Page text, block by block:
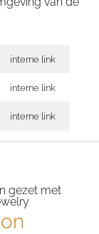
interne link
interne link
interne link